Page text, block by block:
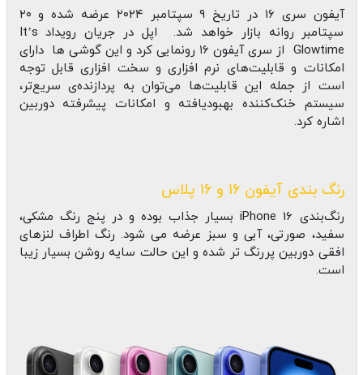
آیفون سری ۱۶ در تاریخ ۹ سپتامبر ۲۰۲۴ عرضه شده و ۲۰
سپتامبر روانه بازار خواهد شد. اپل در جریان رویداد It’s
Glowtime از سری آیفون ۱۶ رونمایی کرد و این گوشی ها دارای
امکانات و قابلیت‌های نرم افزاری و سخت افزاری قابل توجه
است از جمله این قابلیت‌ها می‌توان به پردازنده‌ی سریع‌تر،
سیستم خنک‌کننده بهبودیافته و امکانات پیشرفته دوربین
اشاره کرد.
رنگ بندی آیفون ۱۶ و ۱۶ پلاس
رنگ‌بندی iPhone 16 بسیار جذاب بوده و در پنج رنگ مشکی،
سفید، صورتی، آبی و سبز عرضه می شود. رنگ اطراف لنزهای
افقی دوربین پررنگ تر شده و این حالت سایه روشن بسیار زیبا
است.